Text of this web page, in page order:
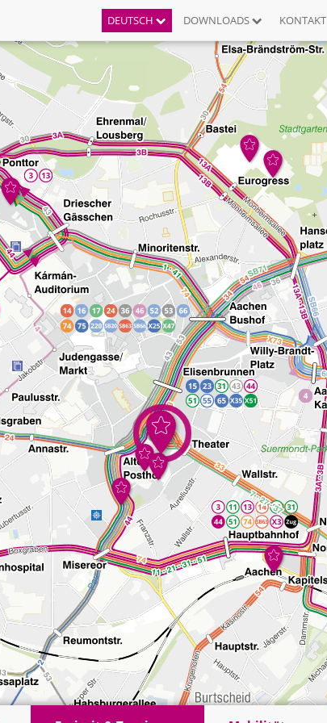
DEUTSCH DOWNLOADS KONTAKT